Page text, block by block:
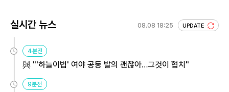
실시간 뉴스 08.08 18:25 UPDATE
4분전
與 "'하늘이법' 여야 공동 발의 괜찮아…그것이 협치"
9분전